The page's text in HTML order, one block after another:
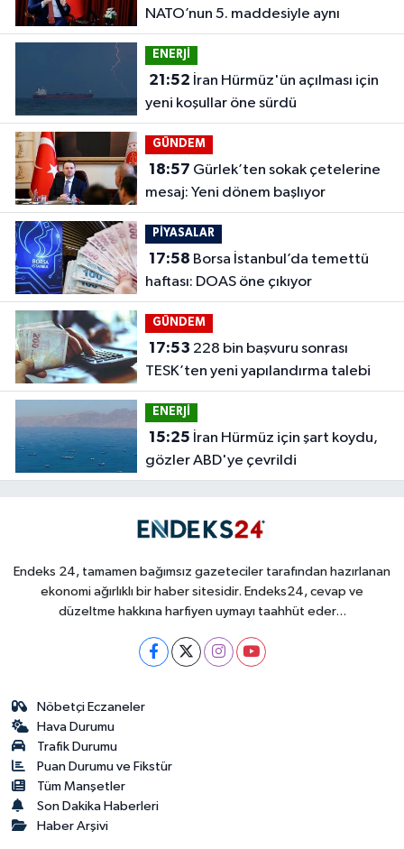
NATO’nun 5. maddesiyle aynı
ENERJİ
21:52
yeni koşullar öne sürdü
GÜNDEM
18:57
mesaj: Yeni dönem başlıyor
PİYASALAR
17:58
haftası: DOAS öne çıkıyor
GÜNDEM
17:53
TESK’ten yeni yapılandırma talebi
ENERJİ
15:25
gözler ABD'ye çevrildi
Endeks 24, tamamen bağımsız gazeteciler tarafından hazırlanan
ekonomi ağırlıklı bir haber sitesidir. Endeks24, cevap ve
düzeltme hakkına harfiyen uymayı taahhüt eder...
Nöbetçi Eczaneler
Hava Durumu
Trafik Durumu
Puan Durumu ve Fikstür
Tüm Manşetler
Son Dakika Haberleri
Haber Arşivi